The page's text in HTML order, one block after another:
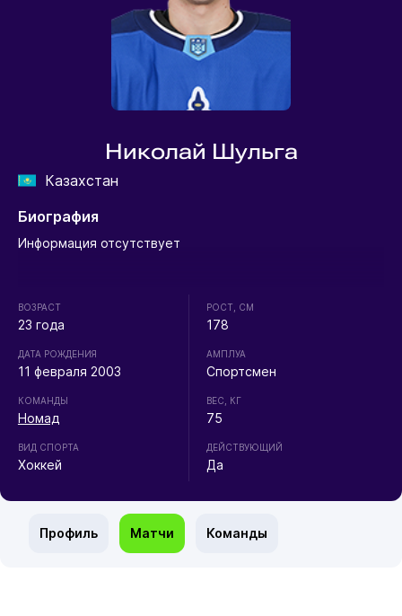
Николай Шульга
Казахстан
Биография
Информация отсутствует
ВОЗРАСТ
23 года
ДАТА РОЖДЕНИЯ
11 февраля 2003
КОМАНДЫ
Номад
ВИД СПОРТА
Хоккей
РОСТ, СМ
178
АМПЛУА
Спортсмен
ВЕС, КГ
75
ДЕЙСТВУЮЩИЙ
Да
Профиль Матчи Команды